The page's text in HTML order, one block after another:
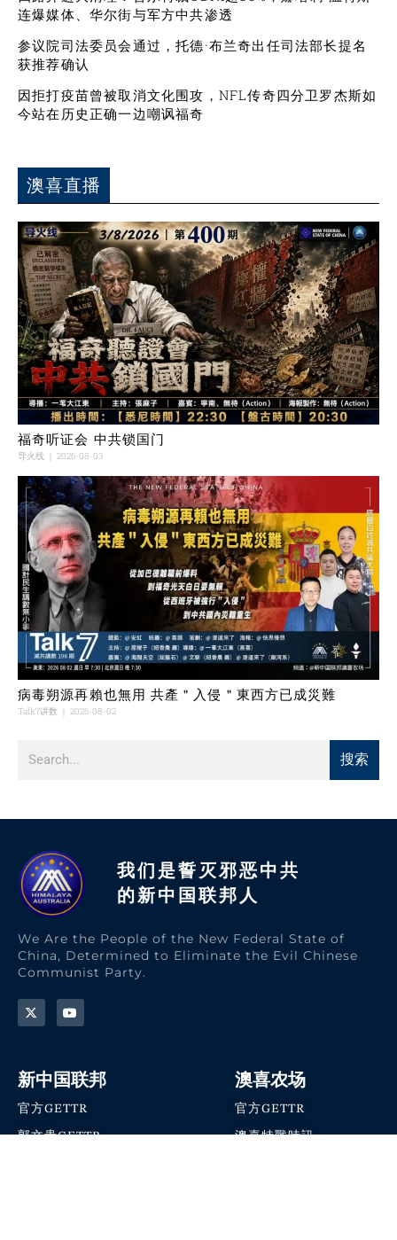
连爆媒体、华尔街与军方中共渗透
参议院司法委员会通过，托德·布兰奇出任司法部长提名
获推荐确认
因拒打疫苗曾被取消文化围攻，NFL传奇四分卫罗杰斯如
今站在历史正确一边嘲讽福奇
澳喜直播
福奇听证会 中共锁国门
导火线 2026-08-03
病毒朔源再賴也無用 共產＂入侵＂東西方已成災難
Talk7讲数 2026-08-02
搜索
我们是誓灭邪恶中共
的新中国联邦人​
We Are the People of the New Federal State of
China, Determined to Eliminate the Evil Chinese
Communist Party.
新中国联邦
官方GETTR
郭文贵GETTR
澳喜农场
官方GETTR
澳喜特戰時訊